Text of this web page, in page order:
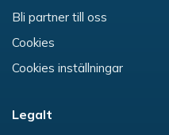
Bli partner till oss
Cookies
Cookies inställningar
Legalt